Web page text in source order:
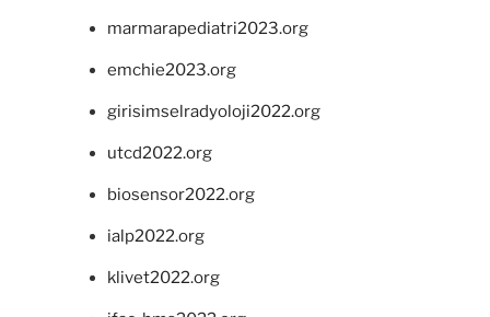
marmarapediatri2023.org
emchie2023.org
girisimselradyoloji2022.org
utcd2022.org
biosensor2022.org
ialp2022.org
klivet2022.org